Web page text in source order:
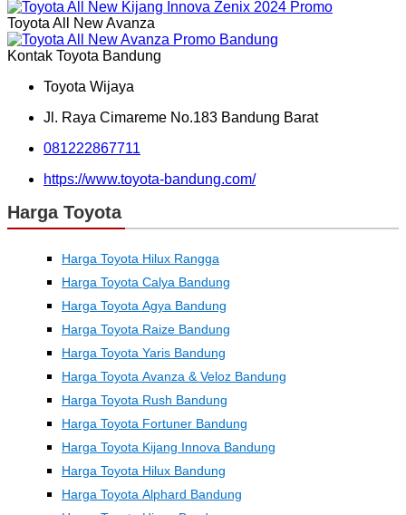
Toyota All New Avanza
Kontak Toyota Bandung
Toyota Wijaya
Jl. Raya Cimareme No.183 Bandung Barat
081222867711
https://www.toyota-bandung.com/
Harga Toyota
Harga Toyota Hilux Rangga
Harga Toyota Calya Bandung
Harga Toyota Agya Bandung
Harga Toyota Raize Bandung
Harga Toyota Yaris Bandung
Harga Toyota Avanza & Veloz Bandung
Harga Toyota Rush Bandung
Harga Toyota Fortuner Bandung
Harga Toyota Kijang Innova Bandung
Harga Toyota Hilux Bandung
Harga Toyota Alphard Bandung